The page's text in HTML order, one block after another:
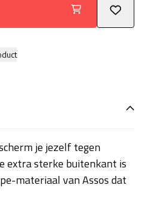
je jezelf tegen
extra sterke buitenkant is
materiaal van Assos dat